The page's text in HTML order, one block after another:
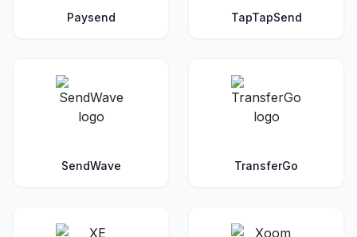
Paysend TapTapSend
SendWave TransferGo